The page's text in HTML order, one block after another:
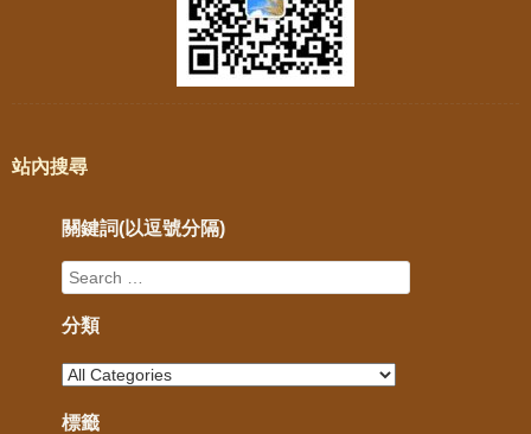
站內搜尋
關鍵詞(以逗號分隔)
分類
標籤